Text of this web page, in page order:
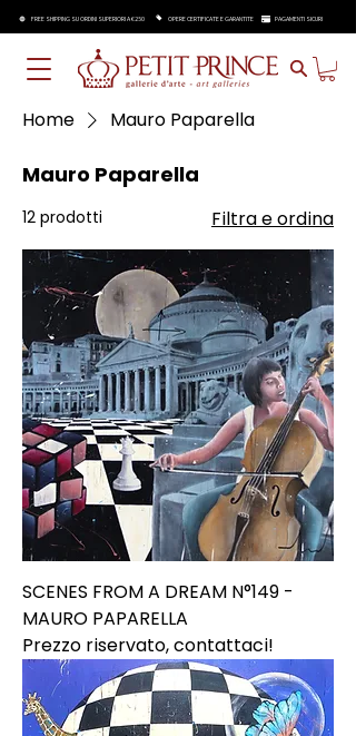
FREE SHIPPING SU ORDINI SUPERIORI A €250 OPERE CERTIFICATE E GARANTITE PAGAMENTI SICURI
Home Mauro Paparella
Mauro Paparella
12 prodotti Filtra e ordina
SCENES FROM A DREAM N°149 -
MAURO PAPARELLA
Prezzo riservato, contattaci!